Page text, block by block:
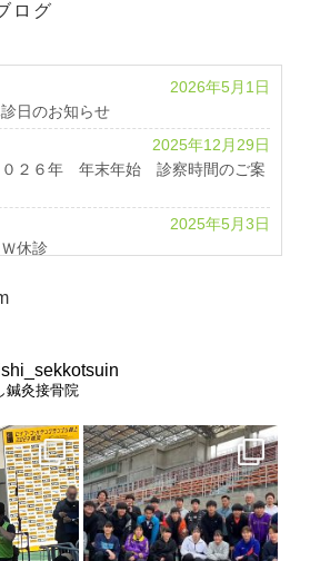
ログ
2026年5月1日
日のお知らせ
2025年12月29日
０２６年 年末年始 診察時間のご案
2025年5月3日
休診
せ
ハイ２０２３ 棒高跳び 男女優勝
2023年2月28日
さかにし鍼灸接骨院》へ
2021年8月21日
せ
鍼灸接骨院